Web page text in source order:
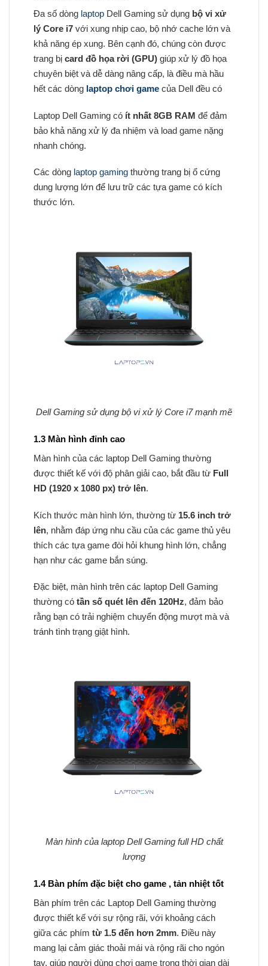
Đa số dòng laptop Dell Gaming sử dụng bộ vi xử
lý Core i7 với xung nhịp cao, bộ nhớ cache lớn và
khả năng ép xung. Bên cạnh đó, chúng còn được
trang bị card đồ họa rời (GPU) giúp xử lý đồ họa
chuyên biệt và dễ dàng nâng cấp, là điều mà hầu
hết các dòng laptop chơi game của Dell đều có
Laptop Dell Gaming có ít nhất 8GB RAM để đảm
bảo khả năng xử lý đa nhiệm và load game nặng
nhanh chóng.
Các dòng laptop gaming thường trang bị ổ cứng
dung lượng lớn để lưu trữ các tựa game có kích
thước lớn.
Dell Gaming sử dụng bộ vi xử lý Core i7 mạnh mẽ
1.3 Màn hình đỉnh cao
Màn hình của các laptop Dell Gaming thường
được thiết kế với độ phân giải cao, bắt đầu từ Full
HD (1920 x 1080 px) trở lên.
Kích thước màn hình lớn, thường từ 15.6 inch trở
lên, nhằm đáp ứng nhu cầu của các game thủ yêu
thích các tựa game đòi hỏi khung hình lớn, chẳng
hạn như các game bắn súng.
Đặc biệt, màn hình trên các laptop Dell Gaming
thường có tần số quét lên đến 120Hz, đảm bảo
rằng bạn có trải nghiệm chuyển động mượt mà và
tránh tình trạng giật hình.
Màn hình của laptop Dell Gaming full HD chất
lượng
1.4 Bàn phím đặc biệt cho game , tản nhiệt tốt
Bàn phím trên các Laptop Dell Gaming thường
được thiết kế với sự rộng rãi, với khoảng cách
giữa các phím từ 1.5 đến hơn 2mm. Điều này
mang lại cảm giác thoải mái và rộng rãi cho ngón
tay, giúp người dùng chơi game trong thời gian dài